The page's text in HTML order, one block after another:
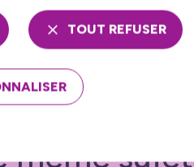
même sujet
TOUT REFUSER